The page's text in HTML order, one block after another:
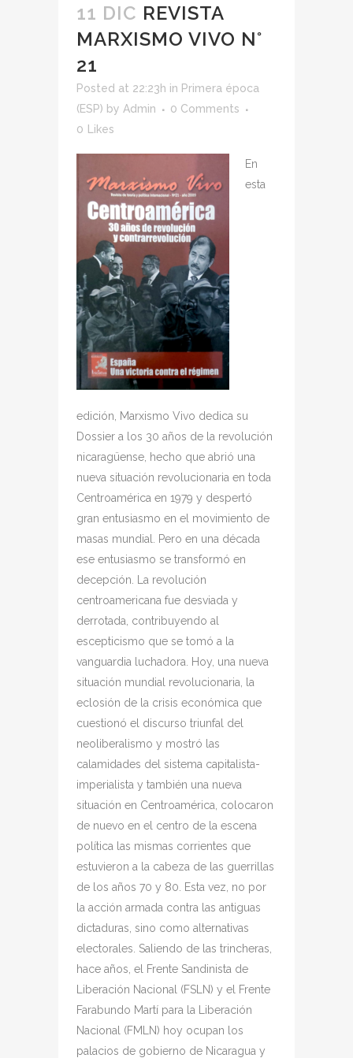
11 DIC REVISTA
MARXISMO VIVO N°
21
Posted at 22:23h in Primera época
(ESP) by Admin
0 Comments
0
Likes
En
esta
edición, Marxismo Vivo dedica su
Dossier a los 30 años de la revolución
nicaragüense, hecho que abrió una
nueva situación revolucionaria en toda
Centroamérica en 1979 y despertó
gran entusiasmo en el movimiento de
masas mundial. Pero en una década
ese entusiasmo se transformó en
decepción. La revolución
centroamericana fue desviada y
derrotada, contribuyendo al
escepticismo que se tomó a la
vanguardia luchadora. Hoy, una nueva
situación mundial revolucionaria, la
eclosión de la crisis económica que
cuestionó el discurso triunfal del
neoliberalismo y mostró las
calamidades del sistema capitalista-
imperialista y también una nueva
situación en Centroamérica, colocaron
de nuevo en el centro de la escena
política las mismas corrientes que
estuvieron a la cabeza de las guerrillas
de los años 70 y 80. Esta vez, no por
la acción armada contra las antiguas
dictaduras, sino como alternativas
electorales. Saliendo de las trincheras,
hace años, el Frente Sandinista de
Liberación Nacional (FSLN) y el Frente
Farabundo Martí para la Liberación
Nacional (FMLN) hoy ocupan los
palacios de gobierno de Nicaragua y